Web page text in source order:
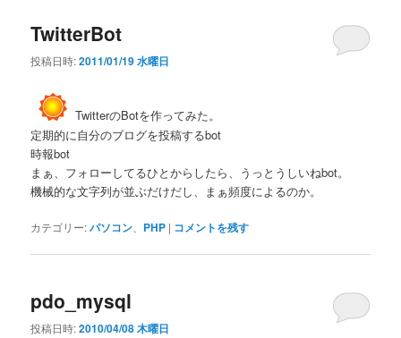
TwitterBot
投稿日時:2011/01/19 水曜日
TwitterのBotを作ってみた。
定期的に自分のブログを投稿するbot
時報bot
まぁ、フォローしてるひとからしたら、うっとうしいねbot。
機械的な文字列が並ぶだけだし、まぁ頻度によるのか。
カテゴリー:パソコン PHP | コメントを残す
pdo_mysql
投稿日時:2010/04/08 木曜日